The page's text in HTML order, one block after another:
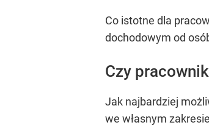
Co istotne dla
dochodowym od
Czy
Jak najbardziej
we własnym